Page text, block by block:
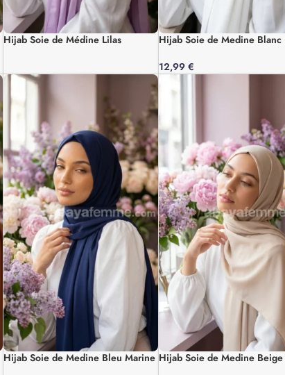
Hijab Soie de Médine Lilas
Hijab Soie de Medine Blanc
12,99 €
Hijab Soie de Medine Bleu Marine Hijab Soie de Medine Beige